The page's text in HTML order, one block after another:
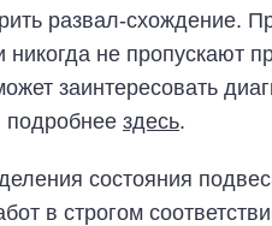
развал-схождение.
не пропускают
заинтересовать
подробнее здесь.
состояния
в строгом